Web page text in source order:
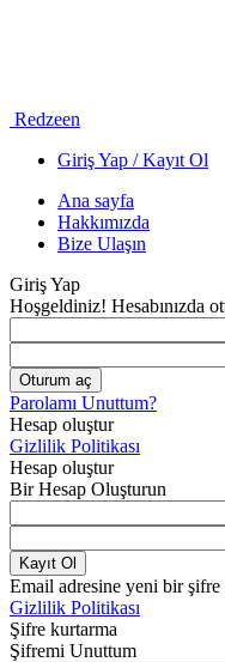
Redzeen
Giriş Yap / Kayıt Ol
Ana sayfa
Hakkımızda
Bize Ulaşın
Giriş Yap
Hoşgeldiniz! Hesabınızda
Parolamı Unuttum?
Hesap oluştur
Gizlilik Politikası
Hesap oluştur
Bir Hesap Oluşturun
Email adresine yeni bir şifre
Gizlilik Politikası
Şifre kurtarma
Şifremi Unuttum